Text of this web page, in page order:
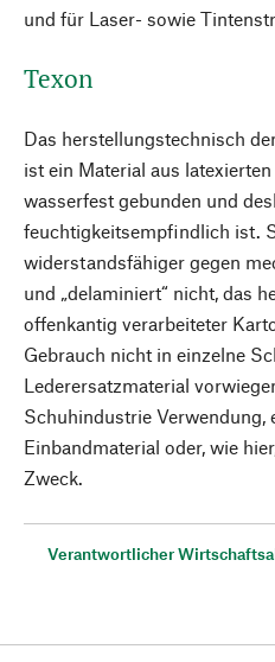
und für Laser- sowie
Texon
Das herstellungstechnisch
ist ein Material aus
wasserfest gebunden und
feuchtigkeitsempfindlich ist.
widerstandsfähiger gegen
und „delaminiert“ nicht, das
offenkantig verarbeiteter
Gebrauch nicht in einzelne
Lederersatz­material
Schuhindustrie Verwendung,
Einbandmaterial oder, wie
Zweck.
Verantwortlicher